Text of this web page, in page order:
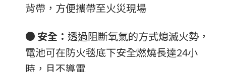
背帶，方便攜帶至火災現場
● 安全： 透過阻斷氧氣的方式熄滅火勢，
電池可在防火毯底下安全燃燒長達24小
時，且不導電